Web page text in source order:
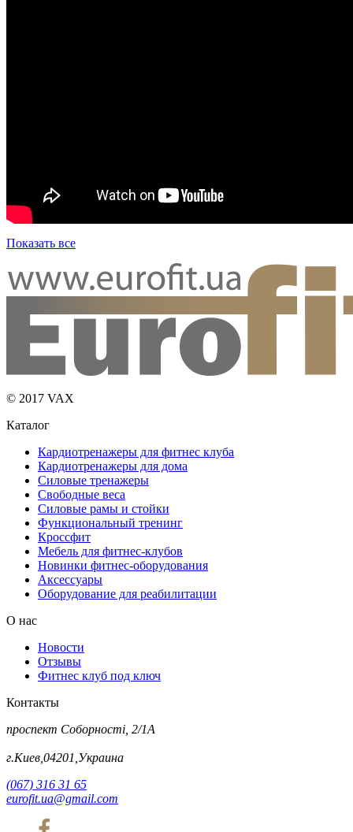
© 2017 VAX
Каталог
Кардиотренажеры для фитнес клуба
Кардиотренажеры для дома
Силовые тренажеры
Свободные веса
Силовые рамы и стойки
Функциональный тренинг
Кроссфит
Мебель для фитнес-клубов
Новинки фитнес-оборудования
Аксессуары
Оборудование для реабилитации
О нас
Новости
Отзывы
Фитнес клуб под ключ
Контакты
проспект Соборності, 2/1А
г.Киев,04201,Украина
(067) 316 31 65
eurofit.ua@gmail.com